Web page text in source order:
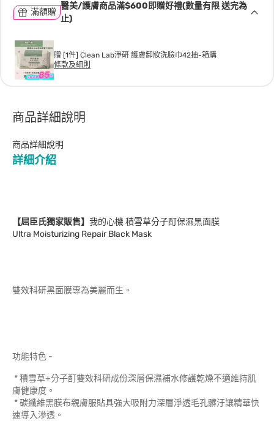
滿額贈
醫美/護膚商品滿$600即贈好禮(數量有限 送完為
止)
贈 [1件] Clean Lab淨研 護膚卸妝洗臉巾42抽-箱購
條款及細則
商品詳細說明
商品詳細說明
詳細介紹
【屈臣氏獨家販售】 我的心機 積雪草分子酊保濕黑面膜
Ultra Moisturizing Repair Black Mask
雙效科研黑面膜專為美麗而生。
功能特色 -
* 積雪草+分子酊雙效科研成份深層保濕補水修護乾燥不適維持肌
膚健康度。
* 碳纖維黑膜布親膚服貼具強大吸附力深層淨透毛孔髒汙讓精華快
速導入滲透。